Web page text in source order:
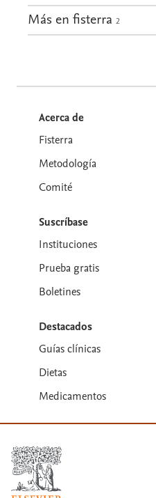
Más en fisterra 2
Acerca de
Fisterra
Metodología
Comité
Suscríbase
Instituciones
Prueba gratis
Boletines
Destacados
Guías clínicas
Dietas
Medicamentos